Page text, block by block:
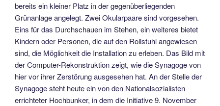
bereits ein kleiner Platz in der gegenüberliegenden
Grünanlage angelegt. Zwei Okularpaare sind vorgesehen.
Eins für das Durchschauen im Stehen, ein weiteres bietet
Kindern oder Personen, die auf den Rollstuhl angewiesen
sind, die Möglichkeit die Installation zu erleben. Das Bild mit
der Computer-Rekonstruktion zeigt, wie die Synagoge von
hier vor ihrer Zerstörung ausgesehen hat. An der Stelle der
Synagoge steht heute ein von den Nationalsozialisten
errichteter Hochbunker, in dem die Initiative 9. November